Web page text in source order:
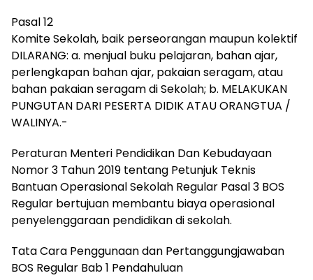
Pasal 12
Komite Sekolah, baik perseorangan maupun kolektif
DILARANG: a. menjual buku pelajaran, bahan ajar,
perlengkapan bahan ajar, pakaian seragam, atau
bahan pakaian seragam di Sekolah; b. MELAKUKAN
PUNGUTAN DARI PESERTA DIDIK ATAU ORANGTUA /
WALINYA.-
Peraturan Menteri Pendidikan Dan Kebudayaan
Nomor 3 Tahun 2019 tentang Petunjuk Teknis
Bantuan Operasional Sekolah Regular Pasal 3 BOS
Regular bertujuan membantu biaya operasional
penyelenggaraan pendidikan di sekolah.
Tata Cara Penggunaan dan Pertanggungjawaban
BOS Regular Bab 1 Pendahuluan